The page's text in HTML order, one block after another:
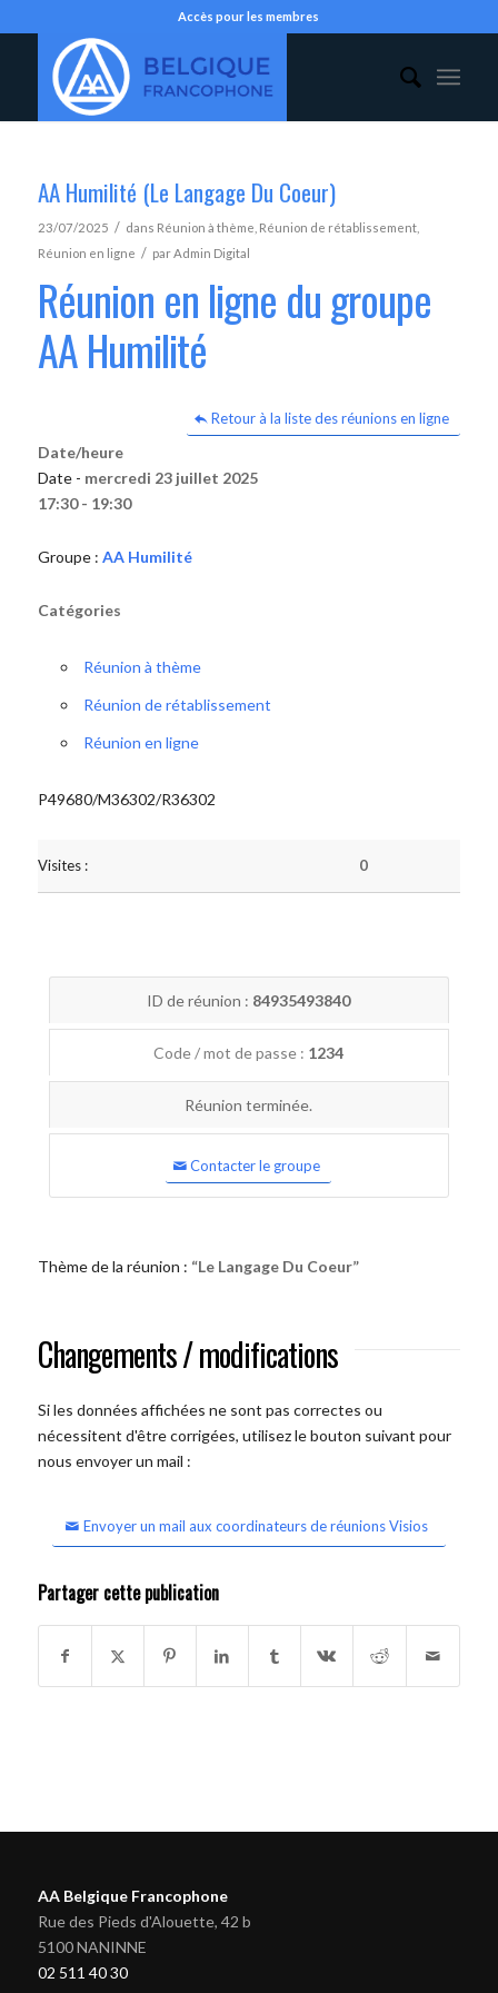
Accès pour les membres
AA Humilité (Le Langage Du Coeur)
23/07/2025 / dans Réunion à thème Réunion de rétablissement,
Réunion en ligne / parAdmin Digital
Réunion en ligne du groupe
AA Humilité
Retour à la liste des réunions en ligne
Date/heure
Date - mercredi 23 juillet 2025
17:30 - 19:30
Groupe : AA Humilité
Catégories
Réunion à thème
Réunion de rétablissement
Réunion en ligne
P49680/M36302/R36302
Visites : 0
ID de réunion : 84935493840
Code / mot de passe : 1234
Réunion terminée.
Contacter le groupe
Thème de la réunion : “Le Langage Du Coeur”
Changements / modifications
Si les données affichées ne sont pas correctes ou
nécessitent d'être corrigées, utilisez le bouton suivant pour
nous envoyer un mail :
Envoyer un mail aux coordinateurs de réunions Visios
Partager cette publication
AA Belgique Francophone
Rue des Pieds d'Alouette, 42 b
5100 NANINNE
02 511 40 30